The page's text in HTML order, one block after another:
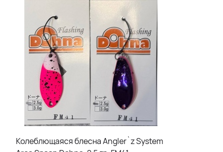
Колеблющаяся блесна Angler`z System